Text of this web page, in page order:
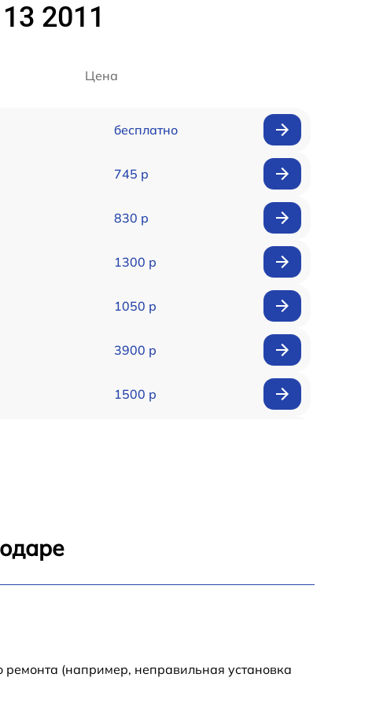
2011
Цена
бесплатно
745 р
830 р
1300 р
1050 р
3900 р
1500 р
ремонта (например, неправильная установка